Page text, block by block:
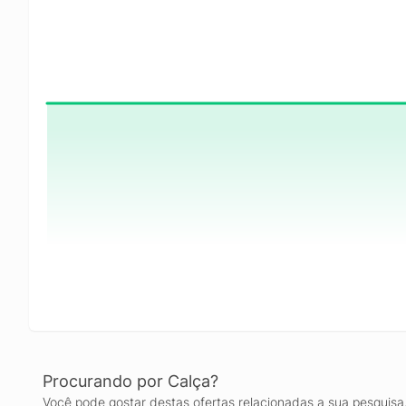
Procurando por Calça?
Você pode gostar destas ofertas relacionadas a sua